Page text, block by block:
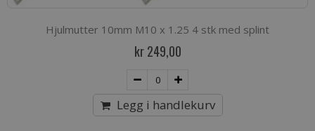
Hjulmutter 10mm M10 x 1.25 4 stk med splint
kr 249,00
Legg i handlekurv